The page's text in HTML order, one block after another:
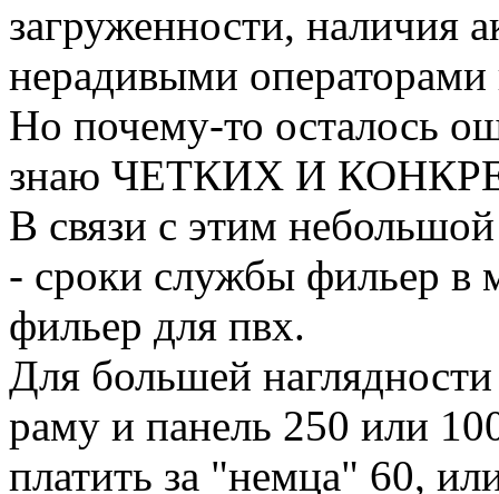
загруженности, наличия
нерадивыми операторами
Но почему-то осталось
знаю ЧЕТКИХ И
В связи с этим
- сроки службы фильер в
фильер для пвх.
Для большей
раму и панель 250 или
платить за "немца" 60,